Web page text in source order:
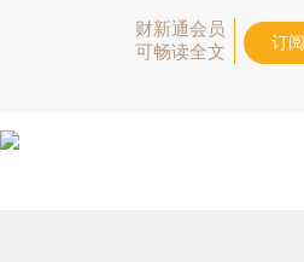
财新通会员
可畅读全文
订